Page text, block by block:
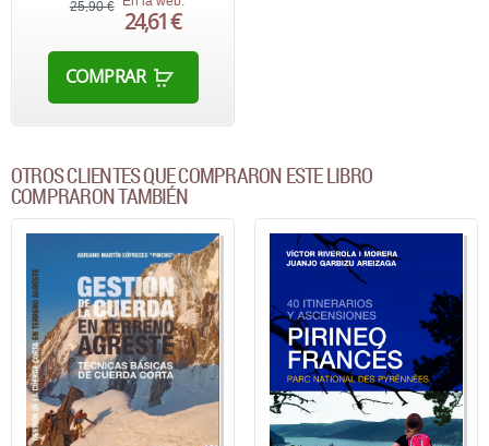
25,90 €
24,61 €
COMPRAR
OTROS CLIENTES QUE COMPRARON ESTE LIBRO
COMPRARON TAMBIÉN